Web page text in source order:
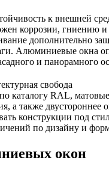
к внешней
коррозии, гниению и
дополнительно
Алюминиевые окна
и панорамного
свобода
каталогу RAL,
а также двустороннее
конструкции под
по дизайну и
окон